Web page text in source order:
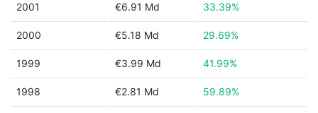
2001 €6.91 Md 33.39%
2000 €5.18 Md 29.69%
1999 €3.99 Md 41.99%
1998 €2.81 Md 59.89%